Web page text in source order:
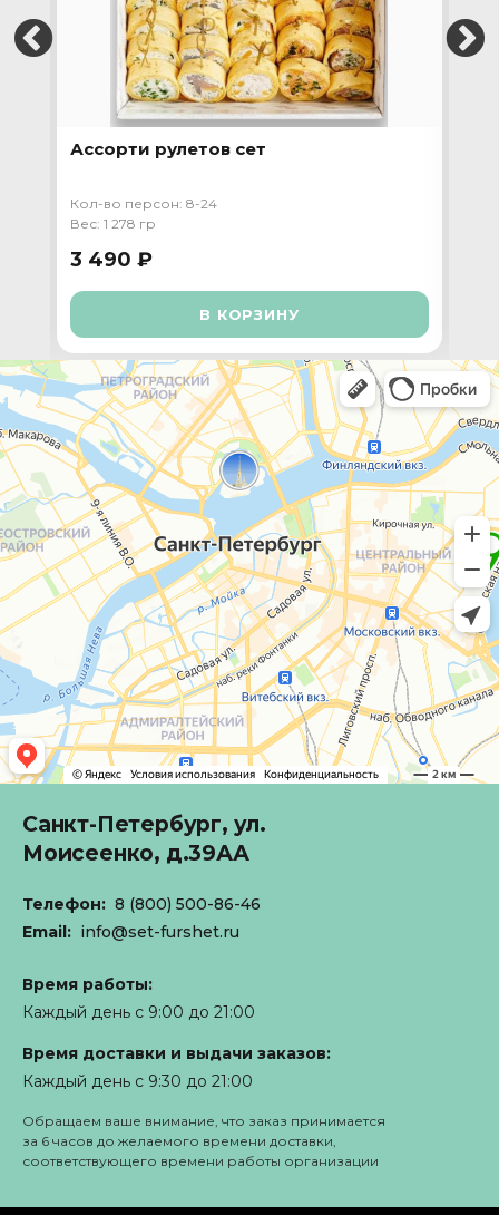
Ассорти рулетов сет
Кол-во персон: 8-24
Вес: 1 278 гр
3 490 ₽
В КОРЗИНУ
Санкт-Петербург, ул.
Моисеенко, д.39АА
Телефон: 8 (800) 500-86-46
Email: info@set-furshet.ru
Время работы:
Каждый день с 9:00 до 21:00
Время доставки и выдачи заказов:
Каждый день с 9:30 до 21:00
Обращаем ваше внимание, что заказ принимается
за 6 часов до желаемого времени доставки,
соответствующего времени работы организации